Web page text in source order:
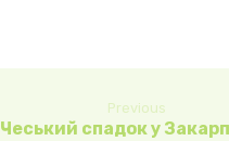
Previous
Чеський спадок у